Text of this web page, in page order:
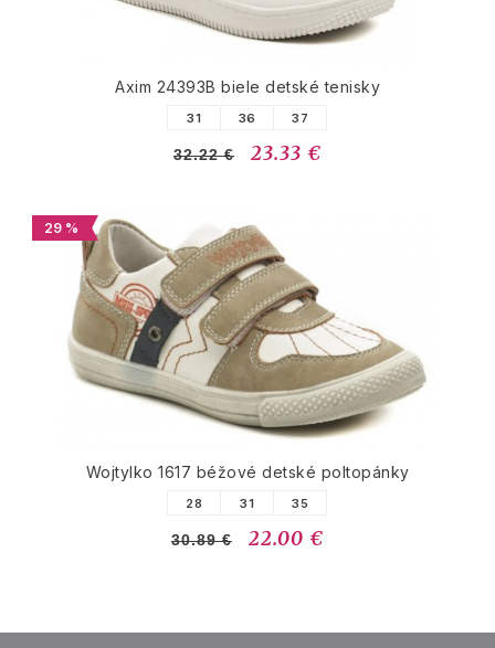
Axim 24393B biele detské tenisky
31 36 37
32.22 € 23.33 €
29 %
Wojtylko 1617 béžové detské poltopánky
28 31 35
30.89 € 22.00 €